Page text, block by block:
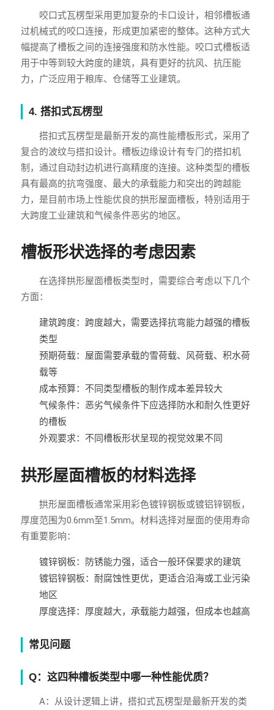
咬口式瓦楞型采用更加复杂的卡口设计，相邻槽板通
过机械式的咬口连接，形成更加紧密的整体。这种方式大
幅提高了槽板之间的连接强度和防水性能。咬口式槽板适
用于中等到较大跨度的建筑，具有更好的抗风、抗压能
力，广泛应用于粮库、仓储等工业建筑。
4. 搭扣式瓦楞型
搭扣式瓦楞型是最新开发的高性能槽板形式，采用了
复合的波纹与搭扣设计。槽板边缘设计有专门的搭扣机
制，通过自动封边机进行高精度的连接。这种类型的槽板
具有最高的抗弯强度、最大的承载能力和突出的跨越能
力，是目前市场上性能优良的拱形屋面槽板，特别适用于
大跨度工业建筑和气候条件恶劣的地区。
槽板形状选择的考虑因素
在选择拱形屋面槽板类型时，需要综合考虑以下几个
方面：
建筑跨度：跨度越大，需要选择抗弯能力越强的槽板
类型
预期荷载：屋面需要承载的雪荷载、风荷载、积水荷
载等
成本预算：不同类型槽板的制作成本差异较大
气候条件：恶劣气候条件下应选择防水和耐久性更好
的槽板
外观要求：不同槽板形状呈现的视觉效果不同
拱形屋面槽板的材料选择
拱形屋面槽板通常采用彩色镀锌钢板或镀铝锌钢板，
厚度范围为0.6mm至1.5mm。材料选择对屋面的使用寿命
有重要影响：
镀锌钢板：防锈能力强，适合一般环保要求的建筑
镀铝锌钢板：耐腐蚀性更优，更适合沿海或工业污染
地区
厚度选择：厚度越大，承载能力越强，但成本也越高
常见问题
Q：这四种槽板类型中哪一种性能优质？
A：从设计逻辑上讲，搭扣式瓦楞型是最新开发的类